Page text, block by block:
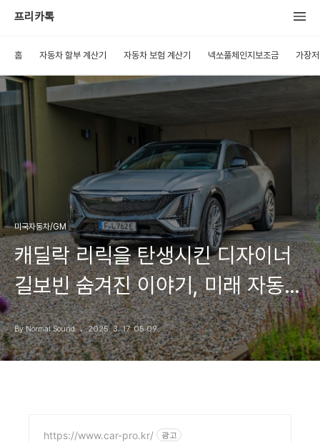
프리카톡
홈 자동차 할부 계산기 자동차 보험 계산기 넥쏘풀체인지보조금 가장
미국자동차/GM
캐딜락 리릭을 탄생시킨 디자이너
길보빈 숨겨진 이야기, 미래 자동차
디자인 제시
By Normal Sound 2025. 3. 17. 05:09
https://www.car-pro.kr/ 광고